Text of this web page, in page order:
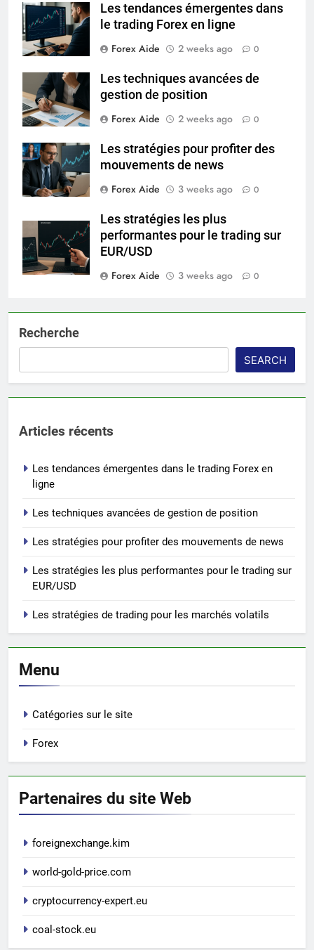
Les tendances émergentes dans
le trading Forex en ligne
Forex Aide
2 weeks ago 0
Les techniques avancées de
gestion de position
Forex Aide
2 weeks ago 0
Les stratégies pour profiter des
mouvements de news
Forex Aide
3 weeks ago 0
Les stratégies les plus
performantes pour le trading sur
EUR/USD
Forex Aide
3 weeks ago 0
Recherche
SEARCH
Articles récents
Les tendances émergentes dans le trading Forex en
ligne
Les techniques avancées de gestion de position
Les stratégies pour profiter des mouvements de news
Les stratégies les plus performantes pour le trading sur
EUR/USD
Les stratégies de trading pour les marchés volatils
Menu
Catégories sur le site
Forex
Partenaires du site Web
foreignexchange.kim
world-gold-price.com
cryptocurrency-expert.eu
coal-stock.eu